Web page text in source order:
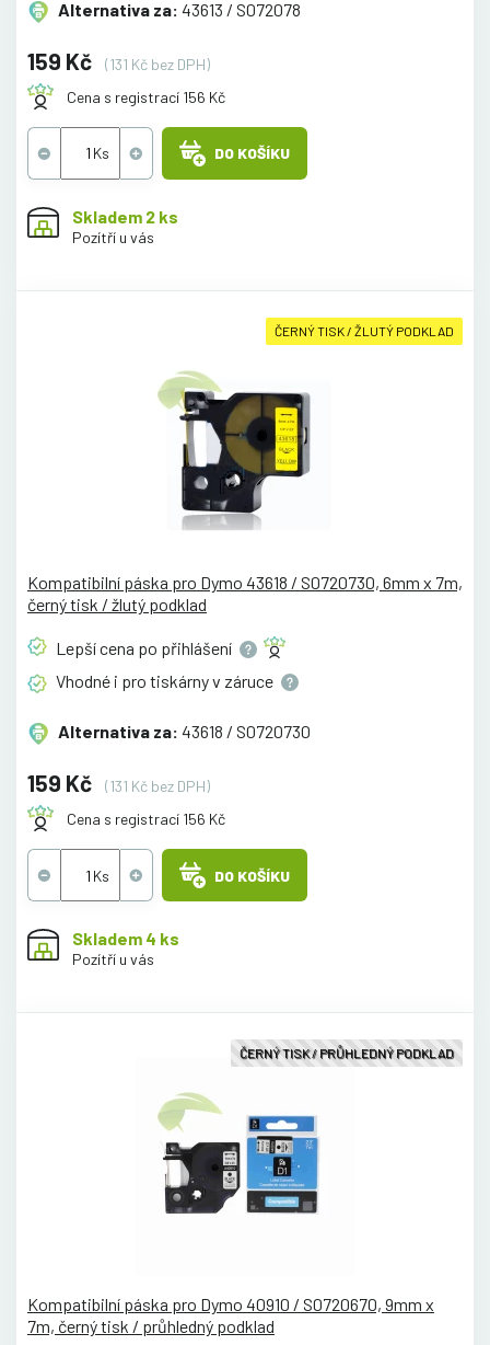
Alternativa za: 43613 / S072078
159 Kč
(131 Kč bez DPH)
Cena s registrací 156 Kč
DO KOŠÍKU
Skladem 2 ks
Pozítří u vás
ČERNÝ TISK / ŽLUTÝ PODKLAD
Kompatibilní páska pro Dymo 43618 / S0720730, 6mm x 7m,
černý tisk / žlutý podklad
Lepší cena po přihlášení
Vhodné i pro tiskárny v záruce
Alternativa za: 43618 / S0720730
159 Kč
(131 Kč bez DPH)
Cena s registrací 156 Kč
DO KOŠÍKU
Skladem 4 ks
Pozítří u vás
ČERNÝ TISK / PRŮHLEDNÝ PODKLAD
Kompatibilní páska pro Dymo 40910 / S0720670, 9mm x
7m, černý tisk / průhledný podklad